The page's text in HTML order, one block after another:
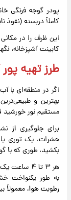
پودر گوجه فرنگی
کاملاً دربسته (نفوذ
این ظرف را در
کابینت آشپزخانه،
طرز تهیه
اگر در منطقه‌ای با
بهترین و
مستقیم نور خورشید
برای جلوگیری از
حشرات، یک توری یا
بکشید، طوری که با
هر ۳ تا ۴
به طور یکنواخت
رطوبت هوا، معمولاً بین ۲ تا ۴ روز طول